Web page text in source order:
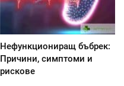
Нефункциониращ бъбрек:
Причини, симптоми и
рискове